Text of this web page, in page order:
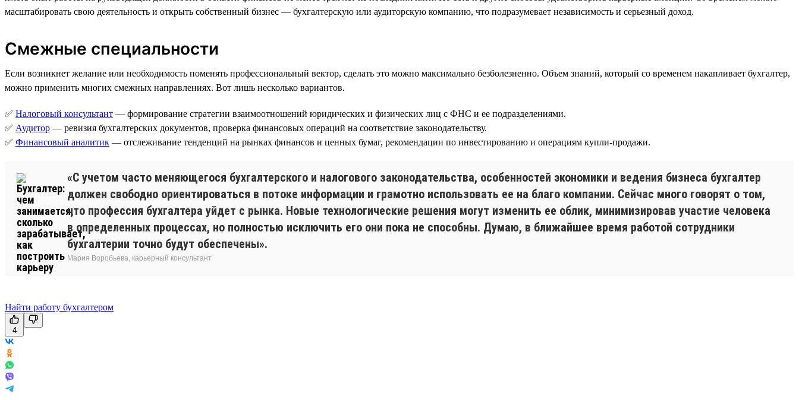
масштабировать свою деятельность и открыть собственный бизнес — бухгалтерскую или аудиторскую компанию, что подразумевает независимость и серьезный доход.
Смежные специальности
Если возникнет желание или необходимость поменять профессиональный вектор, сделать это можно максимально безболезненно. Объем знаний, который со временем накапливает бухгалтер,
можно применить многих смежных направлениях. Вот лишь несколько вариантов.
✅ Налоговый консультант — формирование стратегии взаимоотношений юридических и физических лиц с ФНС и ее подразделениями.
✅ Аудитор — ревизия бухгалтерских документов, проверка финансовых операций на соответствие законодательству.
✅ Финансовый аналитик — отслеживание тенденций на рынках финансов и ценных бумаг, рекомендации по инвестированию и операциям купли-продажи.
«С учетом часто меняющегося бухгалтерского и налогового законодательства, особенностей экономики и ведения бизнеса бухгалтер
должен свободно ориентироваться в потоке информации и грамотно использовать ее на благо компании. Сейчас много говорят о том,
что профессия бухгалтера уйдет с рынка. Новые технологические решения могут изменить ее облик, минимизировав участие человека
в определенных процессах, но полностью исключить его они пока не способны. Думаю, в ближайшее время работой сотрудники
бухгалтерии точно будут обеспечены».
Мария Воробьева, карьерный консультант
Найти работу бухгалтером
4